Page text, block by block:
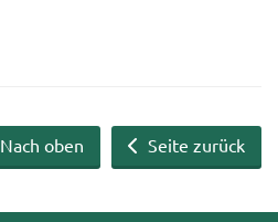
Seite zurück
Nach oben